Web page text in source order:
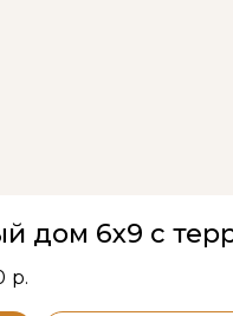
дом 6х9 с
р.